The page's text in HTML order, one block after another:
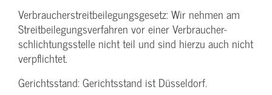
Verbraucher­streitbeilegungs­gesetz: Wir nehmen am
Streit­beilegungs­verfahren vor einer Verbraucher­
schlichtungs­stelle nicht teil und sind hierzu auch nicht
verpflichtet.
Gerichtsstand: Gerichtsstand ist Düsseldorf.